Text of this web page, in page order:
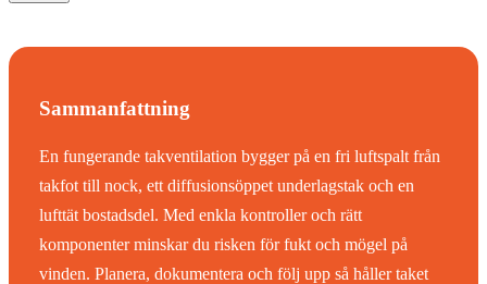
Sammanfattning
En fungerande takventilation bygger på en fri luftspalt från
takfot till nock, ett diffusionsöppet underlagstak och en
lufttät bostadsdel. Med enkla kontroller och rätt
komponenter minskar du risken för fukt och mögel på
vinden. Planera, dokumentera och följ upp så håller taket